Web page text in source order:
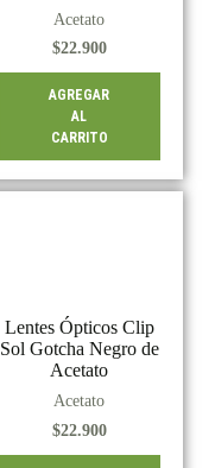
Acetato
$22.900
AGREGAR
AL
CARRITO
Lentes Ópticos Clip
Sol Gotcha Negro de
Acetato
Acetato
$22.900